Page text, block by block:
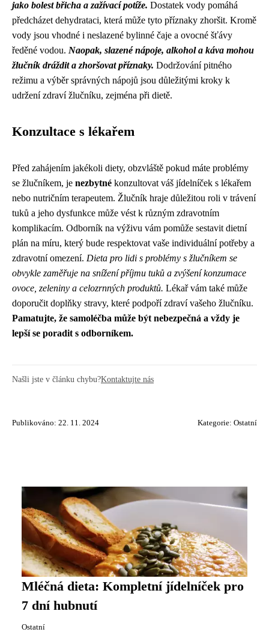
jako bolest břicha a zažívací potíže. Dostatek vody pomáhá
předcházet dehydrataci, která může tyto příznaky zhoršit. Kromě
vody jsou vhodné i neslazené bylinné čaje a ovocné šťávy
ředěné vodou. Naopak, slazené nápoje, alkohol a káva mohou
žlučník dráždit a zhoršovat příznaky. Dodržování pitného
režimu a výběr správných nápojů jsou důležitými kroky k
udržení zdraví žlučníku, zejména při dietě.
Konzultace s lékařem
Před zahájením jakékoli diety, obzvláště pokud máte problémy
se žlučníkem, je nezbytné konzultovat váš jídelníček s lékařem
nebo nutričním terapeutem. Žlučník hraje důležitou roli v trávení
tuků a jeho dysfunkce může vést k různým zdravotním
komplikacím. Odborník na výživu vám pomůže sestavit dietní
plán na míru, který bude respektovat vaše individuální potřeby a
zdravotní omezení. Dieta pro lidi s problémy s žlučníkem se
obvykle zaměřuje na snížení příjmu tuků a zvýšení konzumace
ovoce, zeleniny a celozrnných produktů. Lékař vám také může
doporučit doplňky stravy, které podpoří zdraví vašeho žlučníku.
Pamatujte, že samoléčba může být nebezpečná a vždy je
lepší se poradit s odborníkem.
Našli jste v článku chybu?Kontaktujte nás
Publikováno: 22. 11. 2024 Kategorie: Ostatní
Mléčná dieta: Kompletní jídelníček pro
7 dní hubnutí
Ostatní